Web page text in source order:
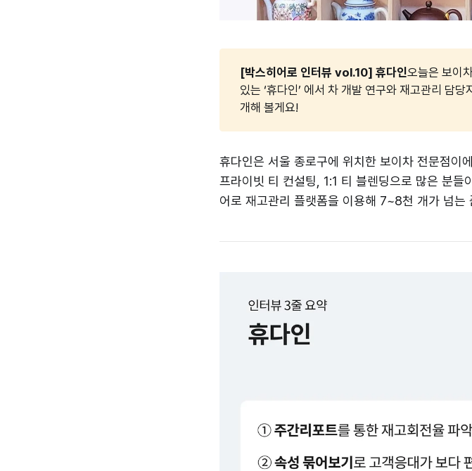
[박스히어로 인터뷰 vol.10] 휴다인오늘은 보이
있는 ‘휴다인’ 에서 차 개발 연구와 재고관리 담
개해 볼게요!
휴다인은 서울 종로구에 위치한 보이차 전문점이
프라이빗 티 컨설팅, 1:1 티 블렌딩으로 많은 분
어로 재고관리 플랫폼을 이용해 7~8천 개가 넘는